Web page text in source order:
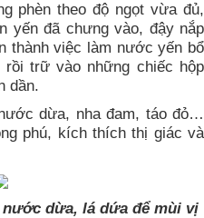
phèn theo độ ngọt vừa đủ,
yến đã chưng vào, đậy nắp
thành việc làm nước yến bổ
trữ vào những chiếc hộp
dần.
dừa, nha đam, táo đỏ…
phú, kích thích thị giác và
dừa, lá dứa để mùi vị